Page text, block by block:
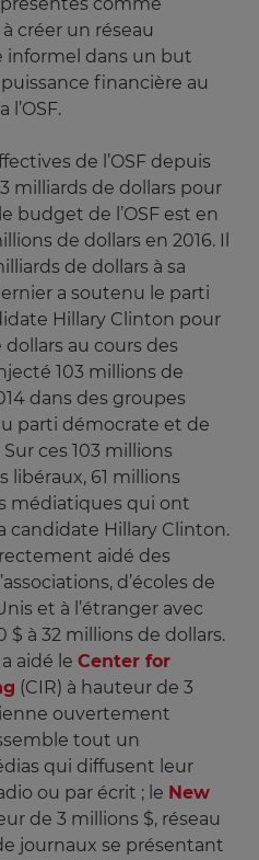
créer un réseau
informel dans un but
financière au
l’OSF.
de l’OSF depuis
milliards de dollars pour
budget de l’OSF est en
de dollars en 2016. Il
de dollars à sa
a soutenu le parti
Hillary Clinton pour
au cours des
103 millions de
dans des groupes
parti démocrate et de
ces 103 millions
libéraux, 61 millions
médiatiques qui ont
Hillary Clinton.
aidé des
d’écoles de
et à l’étranger avec
à 32 millions de dollars.
aidé le Center for
(CIR) à hauteur de 3
ouvertement
tout un
qui diffusent leur
ou par écrit ; le New
de 3 millions $, réseau
journaux se présentant